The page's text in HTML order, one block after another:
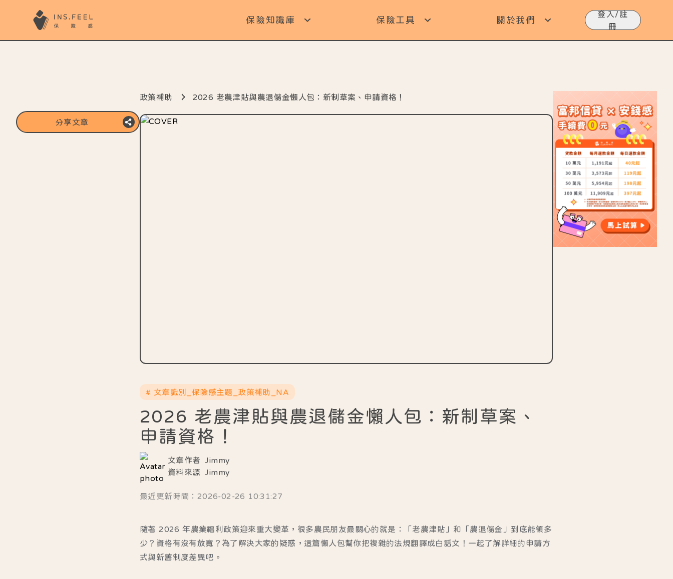
保險知識庫 保險工具 關於我們
登入/註
冊
分享文章
複製分享連結
政策補助 2026 老農津貼與農退儲金懶人包：新制草案、申請資格！
# 文章識別_保險感主題_政策補助_NA
2026 老農津貼與農退儲金懶人包：新制草案、
申請資格！
文章作者
Jimmy
資料來源
Jimmy
最近更新時間：2026-02-26 10:31:27
隨著 2026 年農業福利政策迎來重大變革，很多農民朋友最關心的就是：「老農津貼」和「農退儲金」到底能領多
少？資格有沒有放寬？為了解決大家的疑惑，這篇懶人包幫你把複雜的法規翻譯成白話文！一起了解詳細的申請方
式與新舊制度差異吧。